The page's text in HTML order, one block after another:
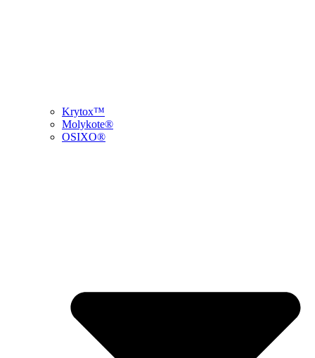
Krytox™
Molykote®
OSIXO®